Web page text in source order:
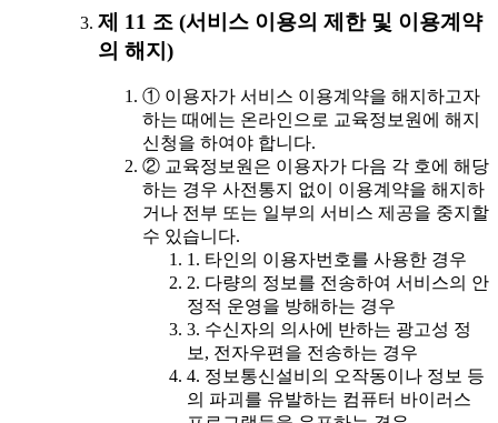
제 11 조 (서비스 이용의 제한 및 이용계약
의 해지)
① 이용자가 서비스 이용계약을 해지하고자
하는 때에는 온라인으로 교육정보원에 해지
신청을 하여야 합니다.
② 교육정보원은 이용자가 다음 각 호에 해당
하는 경우 사전통지 없이 이용계약을 해지하
거나 전부 또는 일부의 서비스 제공을 중지할
수 있습니다.
1. 타인의 이용자번호를 사용한 경우
2. 다량의 정보를 전송하여 서비스의 안
정적 운영을 방해하는 경우
3. 수신자의 의사에 반하는 광고성 정
보, 전자우편을 전송하는 경우
4. 정보통신설비의 오작동이나 정보 등
의 파괴를 유발하는 컴퓨터 바이러스